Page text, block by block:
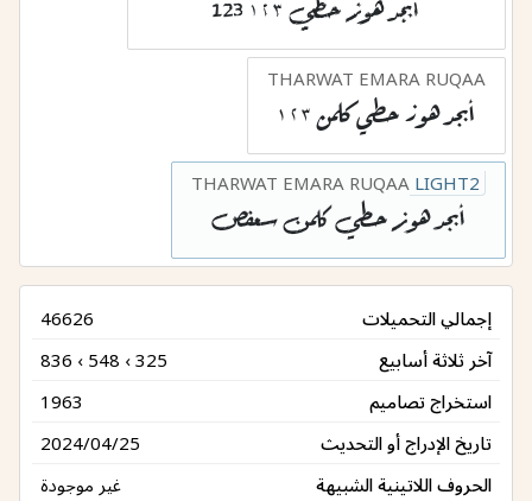
أبجد هوز حطي ١٢٣ 123
THARWAT EMARA RUQAA
أبجد هوز حطي كلمن ١٢٣
THARWAT EMARA RUQAA LIGHT2
أبجد هوز حطي كلمن سعفص
إجمالي التحميلات
46626
آخر ثلاثة أسابيع
836 ‹ 548 ‹ 325
استخراج تصاميم
1963
تاريخ الإدراج أو التحديث
2024/04/25
الحروف اللاتينية الشبيهة
غير موجودة